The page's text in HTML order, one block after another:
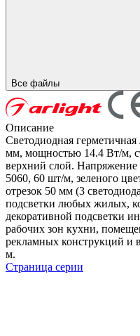
Все файлы
Описание
Светодиодная
мм, мощностью 14.4 Вт/м,
верхний слой.
5060, 60 шт/м, зеленого
отрезок 50 мм (3
подсветки любых жилых,
декоративной подсветки
рабочих зон кухни,
рекламных конструкций и
м.
Страница серии